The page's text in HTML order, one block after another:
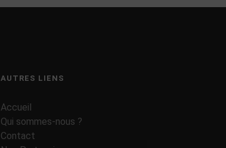
AUTRES LIENS
Accueil
Qui sommes-nous ?
Contact